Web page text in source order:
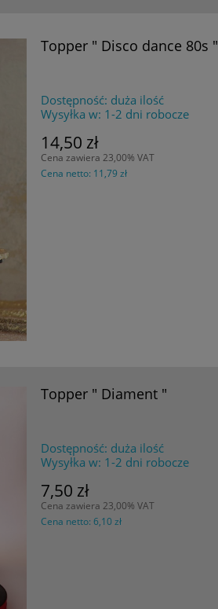
Topper " Disco dance 80s "
Dostępność: duża ilość
Wysyłka w: 1-2 dni robocze
14,50 zł
Cena zawiera 23,00% VAT
Cena netto: 11,79 zł
Topper " Diament "
Dostępność: duża ilość
Wysyłka w: 1-2 dni robocze
7,50 zł
Cena zawiera 23,00% VAT
Cena netto:6,10 zł